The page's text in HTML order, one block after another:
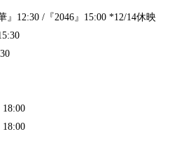
12:30 /『2046』15:00 *12/14休映